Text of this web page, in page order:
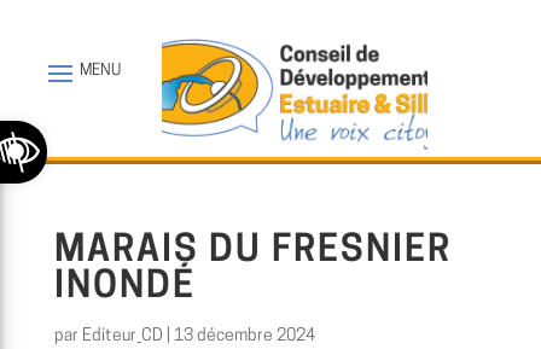
la barre d’outils
MARAIS DU FRESNIER
INONDÉ
par Editeur_CD 13 décembre 2024